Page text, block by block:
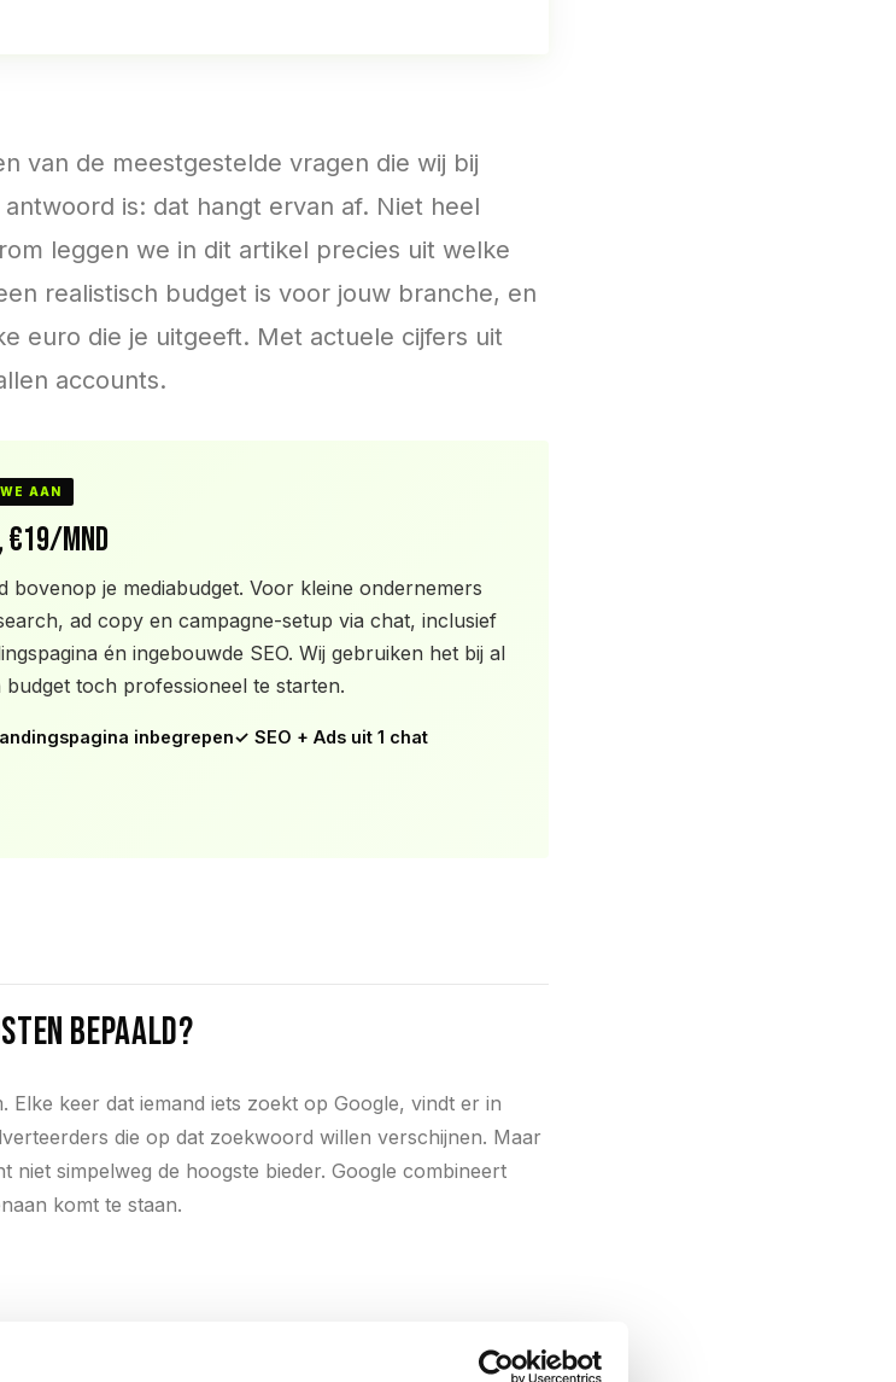
van de meestgestelde vragen die wij bij
is: dat hangt ervan af. Niet heel
leggen we in dit artikel precies uit welke
realistisch budget is voor jouw branche, en
euro die je uitgeeft. Met actuele cijfers uit
accounts.
AAN
€19/mnd
bovenop je mediabudget. Voor kleine ondernemers
ad copy en campagne-setup via chat, inclusief
én ingebouwde SEO. Wij gebruiken het bij al
toch professioneel te starten.
inbegrepen✓ SEO + Ads uit 1 chat
bepaald?
Elke keer dat iemand iets zoekt op Google, vindt er in
die op dat zoekwoord willen verschijnen. Maar
niet simpelweg de hoogste bieder. Google combineert
komt te staan.